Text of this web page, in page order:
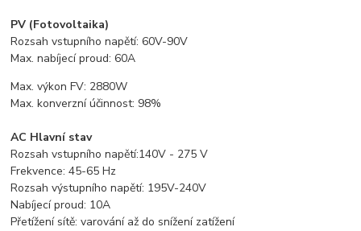
PV (Fotovoltaika)
Rozsah vstupního napětí: 60V-90V
Max. nabíjecí proud: 60A
Max. výkon FV: 2880W
Max. konverzní účinnost: 98%
AC Hlavní stav
Rozsah vstupního napětí:140V - 275 V
Frekvence: 45-65 Hz
Rozsah výstupního napětí: 195V-240V
Nabíjecí proud: 10A
Přetížení sítě: varování až do snížení zatížení